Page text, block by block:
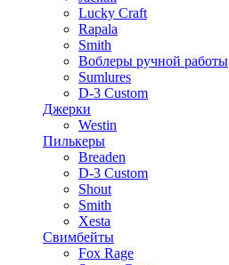
Lucky Craft
Rapala
Smith
Воблеры ручной работы
Sumlures
D-3 Custom
Джерки
Westin
Пилькеры
Breaden
D-3 Custom
Shout
Smith
Xesta
Свимбейты
Fox Rage